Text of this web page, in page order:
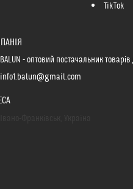
TikTok
BALUN - оптовий постачальник
info1.balun@gmail.com